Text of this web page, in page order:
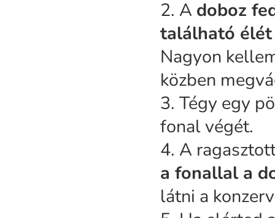
2. A doboz
található élét
Nagyon
közben
3. Tégy egy
fonal végét.
4. A
a fonallal a
látni a